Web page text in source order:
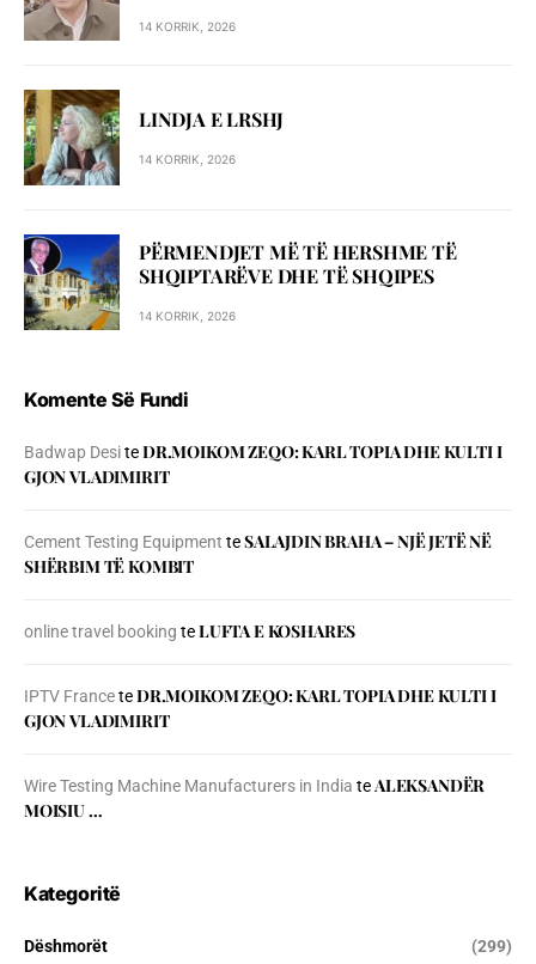
14 KORRIK, 2026
LINDJA E LRSHJ
14 KORRIK, 2026
PËRMENDJET MË TË HERSHME TË
SHQIPTARËVE DHE TË SHQIPES
14 KORRIK, 2026
Komente Së Fundi
Badwap DesiteDR.MOIKOM ZEQO: KARL TOPIA DHE KULTI I
GJON VLADIMIRIT
Cement Testing Equipment teSALAJDIN BRAHA – NJЁ JETЁ NЁ
SHЁRBIM TЁ KOMBIT
online travel booking teLUFTA E KOSHARES
IPTV FranceteDR.MOIKOM ZEQO: KARL TOPIA DHE KULTI I
GJON VLADIMIRIT
Wire Testing Machine Manufacturers in India teALEKSANDËR
MOISIU …
Kategoritë
Dëshmorët (299)